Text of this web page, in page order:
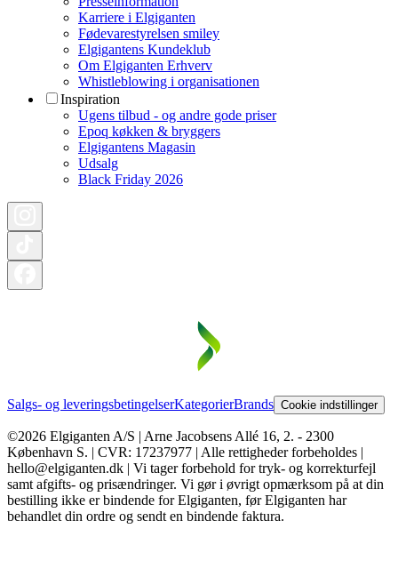
Karriere i Elgiganten
Fødevarestyrelsen smiley
Elgigantens Kundeklub
Om Elgiganten Erhverv
Whistleblowing i organisationen
Inspiration
Ugens tilbud - og andre gode priser
Epoq køkken & bryggers
Elgigantens Magasin
Udsalg
Black Friday 2026
Salgs- og leveringsbetingelserKategorierBrands Cookie indstillinger
©2026 Elgiganten A/S | Arne Jacobsens Allé 16, 2. - 2300
København S. | CVR: 17237977 | Alle rettigheder forbeholdes |
hello@elgiganten.dk | Vi tager forbehold for tryk- og korrekturfejl
samt afgifts- og prisændringer. Vi gør i øvrigt opmærksom på at din
bestilling ikke er bindende for Elgiganten, før Elgiganten har
behandlet din ordre og sendt en bindende faktura.